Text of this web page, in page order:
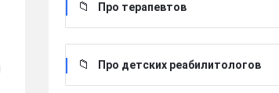
Про терапевтов
Про детских реабилитологов